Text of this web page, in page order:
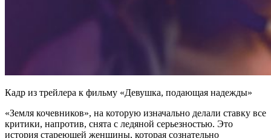
Кадр из трейлера к фильму «Девушка, подающая надежды»
«Земля кочевников», на которую изначально делали ставку все
критики, напротив, снята с ледяной серьезностью. Это
история стареющей женщины, которая сознательно